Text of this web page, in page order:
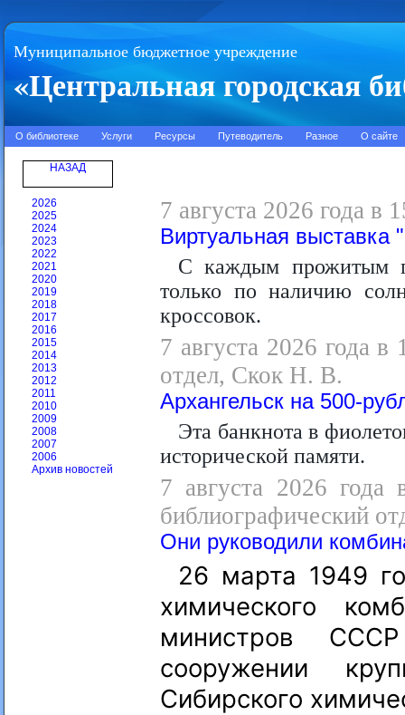
Муниципальное бюджетное учреждение
«Центральная городская
О библиотеке Услуги Ресурсы Путеводитель Разное О сайте
НАЗАД
2026
2025
2024
2023
2022
2021
2020
2019
2018
2017
2016
2015
2014
2013
2012
2011
2010
2009
2008
2007
2006
Архив новостей
7 августа 2026 года в
Виртуальная выставка
С каждым прожитым
только по наличию
кроссовок.
7 августа 2026 года
отдел, Скок Н. В.
Архангельск на 500-
Эта банкнота в
исторической памяти.
7 августа 2026 года
библиографический
Они руководили
26 марта 1949
химического
министров
сооружении
Сибирского